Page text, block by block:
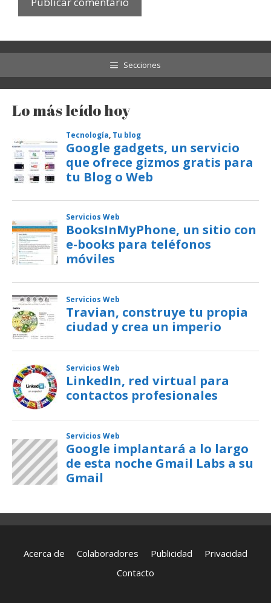
Secciones
Lo más leído hoy
Acerca de Colaboradores Publicidad
Privacidad
Contacto